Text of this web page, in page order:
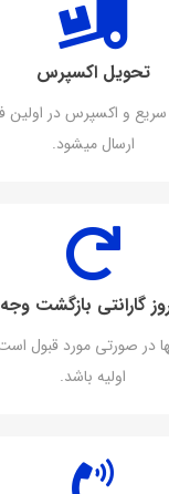
تحویل اکسپرس
سریع و اکسپرس در
ارسال میشود.
در صورتی مورد قبول
اولیه باشد.